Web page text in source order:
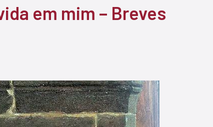
em mim – Breves